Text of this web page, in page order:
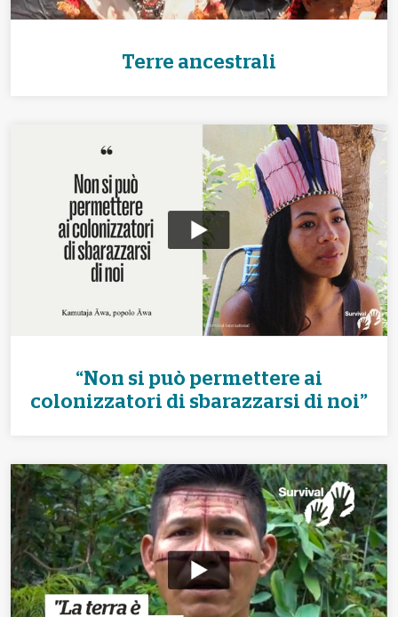
Terre ancestrali
“Non si può permettere ai
colonizzatori di sbarazzarsi di noi”